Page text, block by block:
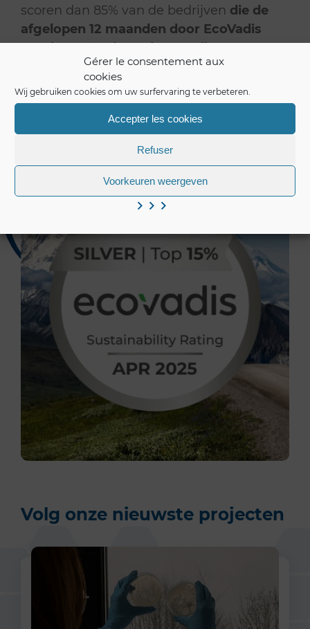
Gérer le consentement aux
cookies
Wij gebruiken cookies om uw surfervaring te verbeteren.
Accepter les cookies
Refuser
Voorkeuren weergeven
scoren dan 85% van de bedrijven die de
afgelopen 12 maanden door EcoVadis
werden geëvalueerd, over alle sectoren
Lees meer over Ecovadis
Volg onze nieuwste projecten